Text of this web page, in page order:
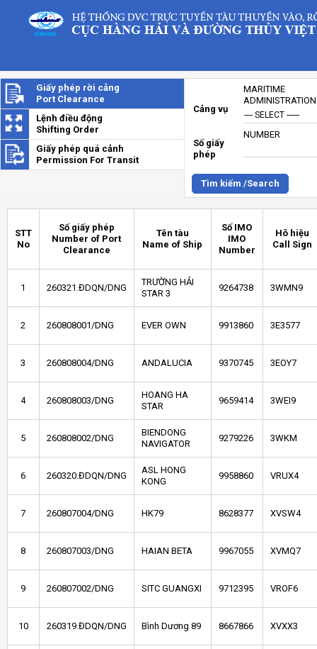
Giấy phép rời cảng
Port Clearance
Lệnh điều động
Shifting Order
Giấy phép quá cảnh
Permission For Transit
Cảng vụ
MARITIME
Số giấy
phép
NUMBER
Tìm kiếm /Search
STT
No
Số giấy phép
Number of Port
Clearance
Tên tàu
Name of Ship
Số IMO
IMO
Number
Hô hiệu
Call Sign
1 260321.ĐDQN/DNG
TRƯỜNG HẢI
STAR 3
9264738 3WMN9
2 260808001/DNG EVER OWN 9913860 3E3577
3 260808004/DNG ANDALUCIA 9370745 3EOY7
4 260808003/DNG
HOANG HA
STAR
9659414 3WEI9
5 260808002/DNG
BIENDONG
NAVIGATOR
9279226 3WKM
6 260320.ĐDQN/DNG
ASL HONG
KONG
9958860 VRUX4
7 260807004/DNG HK79 8628377 XVSW4
8 260807003/DNG HAIAN BETA 9967055 XVMQ7
9 260807002/DNG SITC GUANGXI 9712395 VROF6
10 260319.ĐDQN/DNG Bình Dương 89 8667866 XVXX3